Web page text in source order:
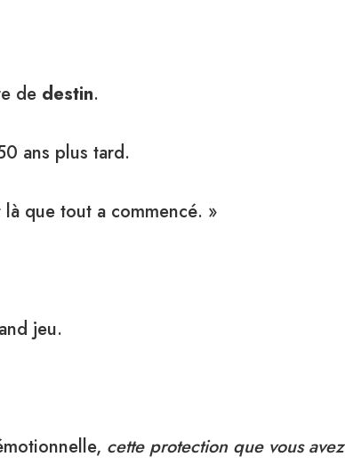
de destin.
ans plus tard.
que tout a commencé. »
jeu.
cette protection que vous avez